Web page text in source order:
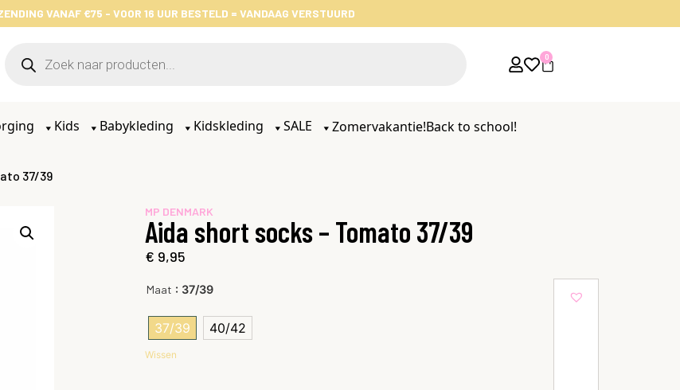
VANAF €75 - VOOR 16 UUR BESTELD = VANDAAG VERSTUURD
0
Kids Babykleding Kidskleding SALE Zomervakantie!Back to school!
37/39
MP DENMARK
Aida short socks – Tomato 37/39
€ 9,95
Maat : 37/39
37/39 40/42
Wissen